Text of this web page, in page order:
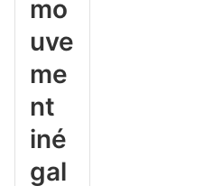
mo
uve
me
nt
iné
gal